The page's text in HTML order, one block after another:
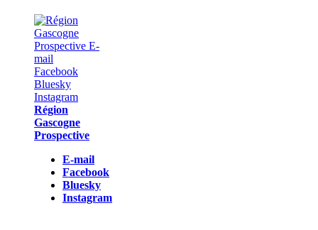
Région
Gascogne
Prospective
E-mail
Facebook
Bluesky
Instagram